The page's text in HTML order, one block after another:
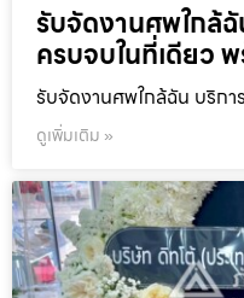
รับจัดงานศพใกล้
ครบจบในที่เดียว
รับจัดงานศพใกล้ฉัน บริก
ดูเพิ่มเติม »